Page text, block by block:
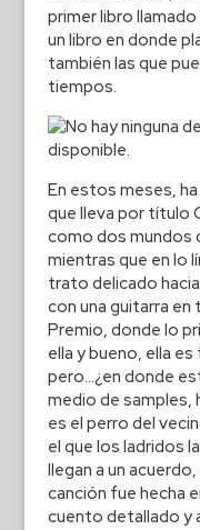
primer libro
un libro en donde
también las que
tiempos.
En estos meses,
que lleva por título
como dos mundos
mientras que en lo
trato delicado
con una guitarra
Premio, donde lo
ella y bueno, ella
pero…¿en donde
medio de samples,
es el perro del
el que los ladridos
llegan a un
canción fue hecha
cuento detallado y